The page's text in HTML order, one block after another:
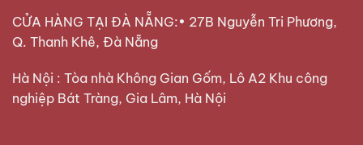
CỬA HÀNG TẠI ĐÀ NẴNG:• 27B Nguyễn Tri Phương,
Q. Thanh Khê, Đà Nẵng
Hà Nội : Tòa nhà Không Gian Gốm, Lô A2 Khu công
nghiệp Bát Tràng, Gia Lâm, Hà Nội